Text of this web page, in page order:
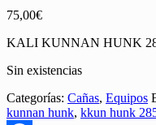
75,00€
KALI KUNNAN HUNK
Sin existencias
Categorías: Cañas, Equipos
kunnan hunk, kkun hunk